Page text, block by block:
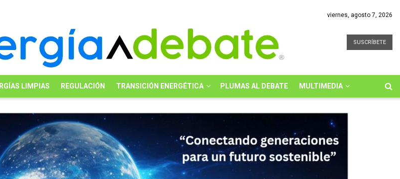
viernes, agosto 7, 2026
SUSCRÍBETE
LIMPIAS REGULACIÓN TRANSICIÓN ENERGÉTICA PLUMAS AL DEBATE MULTIMEDIA